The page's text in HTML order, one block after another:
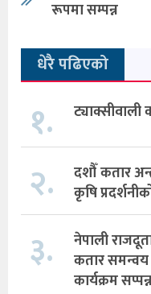
रूपमा सम्पन्न
धेरै पढिएको
१. ट्याक्सीवाली
२.
दशौँ कतार
कृषि
३.
नेपाली
कतार समन्वय
कार्यक्रम